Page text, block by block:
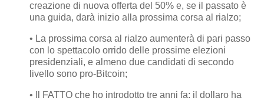
creazione di nuova offerta del 50% e, se il passato è
una guida, darà inizio alla prossima corsa al rialzo;
• La prossima corsa al rialzo aumenterà di pari passo
con lo spettacolo orrido delle prossime elezioni
presidenziali, e almeno due candidati di secondo
livello sono pro-Bitcoin;
• Il FATTO che ho introdotto tre anni fa: il dollaro ha